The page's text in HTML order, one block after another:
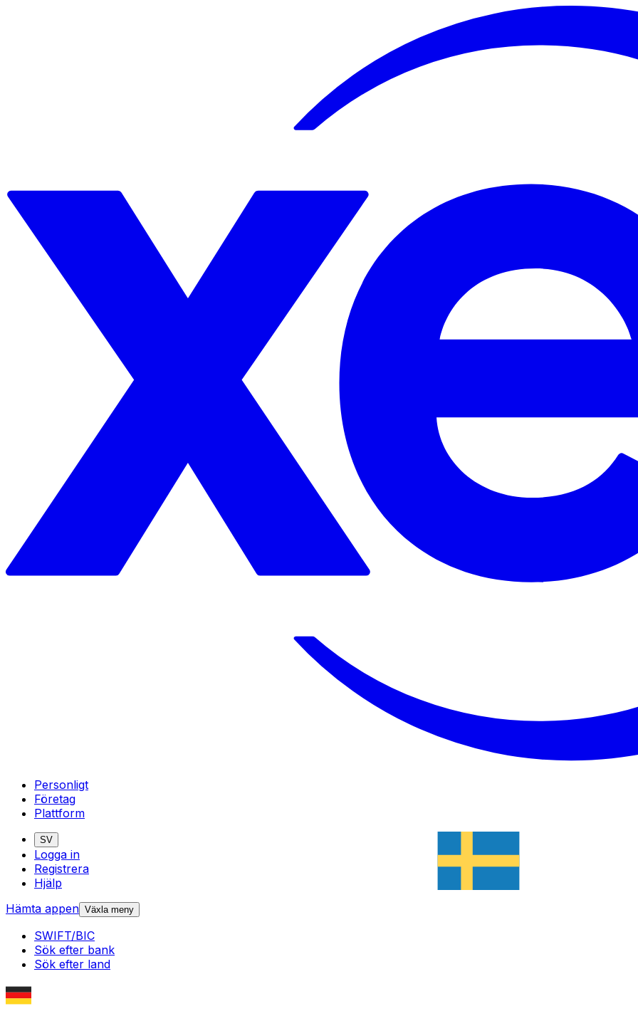
Personligt
Företag
Plattform
SV
Logga in
Registrera
Hjälp
Hämta appen Växla meny
SWIFT/BIC
Sök efter bank
Sök efter land